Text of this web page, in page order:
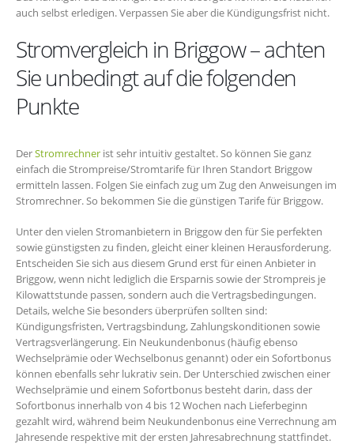
auch selbst erledigen. Verpassen Sie aber die Kündigungsfrist nicht.
Stromvergleich in Briggow – achten
Sie unbedingt auf die folgenden
Punkte
DerStromrechner ist sehr intuitiv gestaltet. So können Sie ganz
einfach die Strompreise/Stromtarife für Ihren Standort Briggow
ermitteln lassen. Folgen Sie einfach zug um Zug den Anweisungen im
Stromrechner. So bekommen Sie die günstigen Tarife für Briggow.
Unter den vielen Stromanbietern in Briggow den für Sie perfekten
sowie günstigsten zu finden, gleicht einer kleinen Herausforderung.
Entscheiden Sie sich aus diesem Grund erst für einen Anbieter in
Briggow, wenn nicht lediglich die Ersparnis sowie der Strompreis je
Kilowattstunde passen, sondern auch die Vertragsbedingungen.
Details, welche Sie besonders überprüfen sollten sind:
Kündigungsfristen, Vertragsbindung, Zahlungskonditionen sowie
Vertragsverlängerung. Ein Neukundenbonus (häufig ebenso
Wechselprämie oder Wechselbonus genannt) oder ein Sofortbonus
können ebenfalls sehr lukrativ sein. Der Unterschied zwischen einer
Wechselprämie und einem Sofortbonus besteht darin, dass der
Sofortbonus innerhalb von 4 bis 12 Wochen nach Lieferbeginn
gezahlt wird, während beim Neukundenbonus eine Verrechnung am
Jahresende respektive mit der ersten Jahresabrechnung stattfindet.